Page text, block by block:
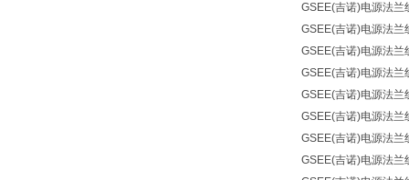
GSEE(吉诺)电源法兰
GSEE(吉诺)电源法兰
GSEE(吉诺)电源法兰
GSEE(吉诺)电源法兰
GSEE(吉诺)电源法兰
GSEE(吉诺)电源法兰
GSEE(吉诺)电源法兰
GSEE(吉诺)电源法兰